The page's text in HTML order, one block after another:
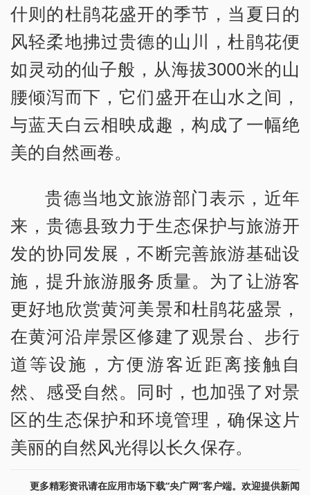
什则的杜鹃花盛开的季节，当夏日的
风轻柔地拂过贵德的山川，杜鹃花便
如灵动的仙子般，从海拔3000米的山
腰倾泻而下，它们盛开在山水之间，
与蓝天白云相映成趣，构成了一幅绝
美的自然画卷。
贵德当地文旅游部门表示，近年
来，贵德县致力于生态保护与旅游开
发的协同发展，不断完善旅游基础设
施，提升旅游服务质量。为了让游客
更好地欣赏黄河美景和杜鹃花盛景，
在黄河沿岸景区修建了观景台、步行
道等设施，方便游客近距离接触自
然、感受自然。同时，也加强了对景
区的生态保护和环境管理，确保这片
美丽的自然风光得以长久保存。
更多精彩资讯请在应用市场下载“央广网”客户端。欢迎提供新闻